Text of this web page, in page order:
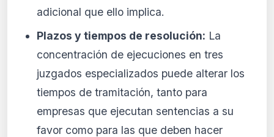
adicional que ello implica.
Plazos y tiempos de resolución: La
concentración de ejecuciones en tres
juzgados especializados puede alterar los
tiempos de tramitación, tanto para
empresas que ejecutan sentencias a su
favor como para las que deben hacer